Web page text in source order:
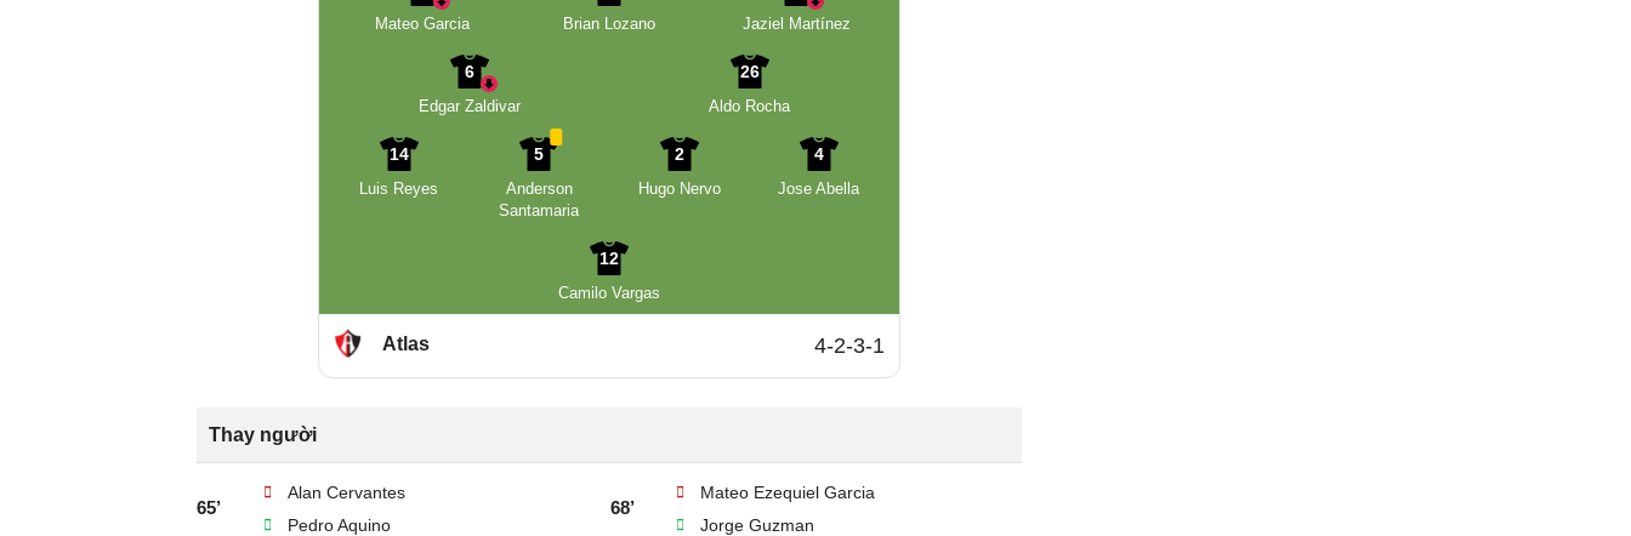
Mateo Garcia
Brian Lozano
Jaziel Martínez
6
Edgar Zaldivar
26
Aldo Rocha
14
Luis Reyes
5
Anderson
Santamaria
2
Hugo Nervo
4
Jose Abella
12
Camilo Vargas
Atlas 4-2-3-1
Thay người
65’
Alan Cervantes
Pedro Aquino
68’
Mateo Ezequiel Garcia
Jorge Guzman